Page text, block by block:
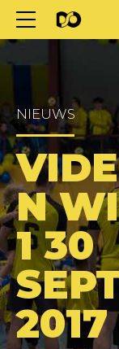
NIEUWS
N
1 30
2017